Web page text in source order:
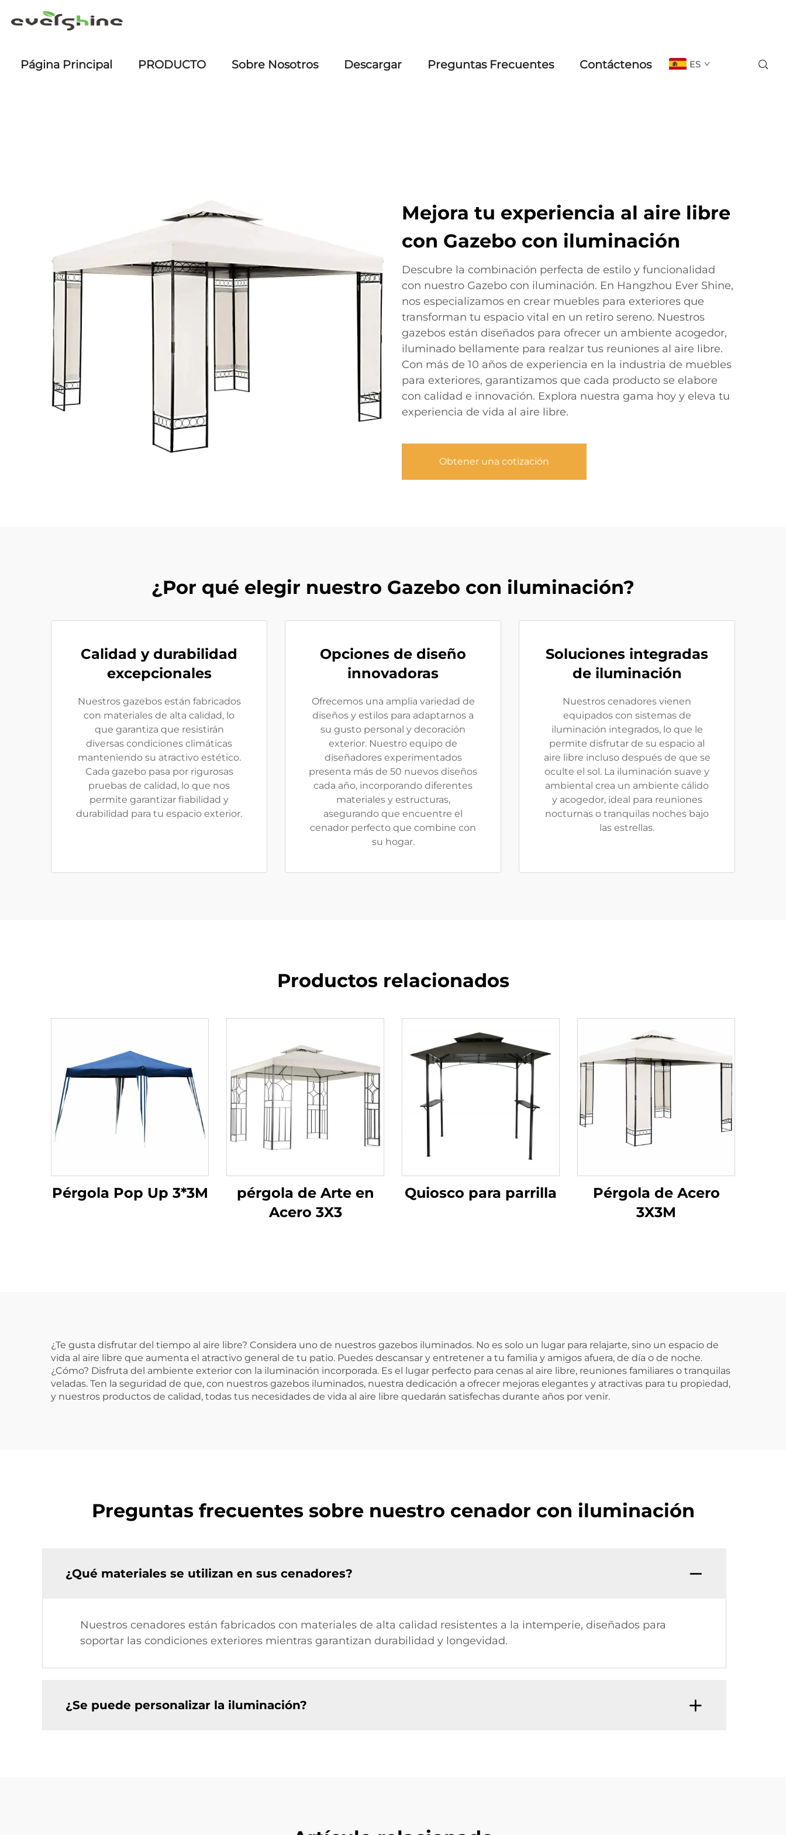
Página Principal PRODUCTO Sobre Nosotros Descargar Preguntas Frecuentes Contáctenos ES
Mejora tu experiencia al aire libre
con Gazebo con iluminación
Descubre la combinación perfecta de estilo y funcionalidad
con nuestro Gazebo con iluminación. En Hangzhou Ever Shine,
nos especializamos en crear muebles para exteriores que
transforman tu espacio vital en un retiro sereno. Nuestros
gazebos están diseñados para ofrecer un ambiente acogedor,
iluminado bellamente para realzar tus reuniones al aire libre.
Con más de 10 años de experiencia en la industria de muebles
para exteriores, garantizamos que cada producto se elabore
con calidad e innovación. Explora nuestra gama hoy y eleva tu
experiencia de vida al aire libre.
Obtener una cotización
¿Por qué elegir nuestro Gazebo con iluminación?
Calidad y durabilidad
excepcionales
Nuestros gazebos están fabricados
con materiales de alta calidad, lo
que garantiza que resistirán
diversas condiciones climáticas
manteniendo su atractivo estético.
Cada gazebo pasa por rigurosas
pruebas de calidad, lo que nos
permite garantizar fiabilidad y
durabilidad para tu espacio exterior.
Opciones de diseño
innovadoras
Ofrecemos una amplia variedad de
diseños y estilos para adaptarnos a
su gusto personal y decoración
exterior. Nuestro equipo de
diseñadores experimentados
presenta más de 50 nuevos diseños
cada año, incorporando diferentes
materiales y estructuras,
asegurando que encuentre el
cenador perfecto que combine con
su hogar.
Soluciones integradas
de iluminación
Nuestros cenadores vienen
equipados con sistemas de
iluminación integrados, lo que le
permite disfrutar de su espacio al
aire libre incluso después de que se
oculte el sol. La iluminación suave y
ambiental crea un ambiente cálido
y acogedor, ideal para reuniones
nocturnas o tranquilas noches bajo
las estrellas.
Productos relacionados
Pérgola Pop Up 3*3M
pérgola de Arte en
Acero 3X3
Quiosco para parrilla
Pérgola de Acero
3X3M
¿Te gusta disfrutar del tiempo al aire libre? Considera uno de nuestros gazebos iluminados. No es solo un lugar para relajarte, sino un espacio de
vida al aire libre que aumenta el atractivo general de tu patio. Puedes descansar y entretener a tu familia y amigos afuera, de día o de noche.
¿Cómo? Disfruta del ambiente exterior con la iluminación incorporada. Es el lugar perfecto para cenas al aire libre, reuniones familiares o tranquilas
veladas. Ten la seguridad de que, con nuestros gazebos iluminados, nuestra dedicación a ofrecer mejoras elegantes y atractivas para tu propiedad,
y nuestros productos de calidad, todas tus necesidades de vida al aire libre quedarán satisfechas durante años por venir.
Preguntas frecuentes sobre nuestro cenador con iluminación
¿Qué materiales se utilizan en sus cenadores?
Nuestros cenadores están fabricados con materiales de alta calidad resistentes a la intemperie, diseñados para
soportar las condiciones exteriores mientras garantizan durabilidad y longevidad.
¿Se puede personalizar la iluminación?